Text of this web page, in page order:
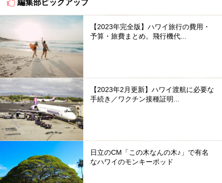
編集部ピックアップ
【2023年完全版】ハワイ旅行の費用・
予算・旅費まとめ。飛行機代...
【2023年2月更新】ハワイ渡航に必要な
手続き／ワクチン接種証明...
日立のCM「この木なんの木♪」で有名
なハワイのモンキーポッド